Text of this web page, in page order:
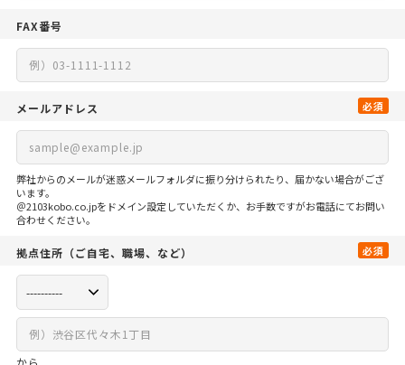
FAX番号
メールアドレス 必須
弊社からのメールが迷惑メールフォルダに振り分けられたり、届かない場合がござ
います。
＠2103kobo.co.jpをドメイン設定していただくか、お手数ですがお電話にてお問い
合わせください。
拠点住所 （ご自宅、 職場、など） 必須
から